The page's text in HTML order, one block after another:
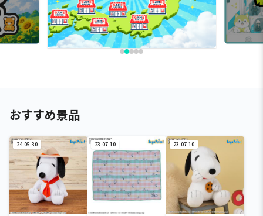
おすすめ景品
24.05.30 23.07.10 23.07.10